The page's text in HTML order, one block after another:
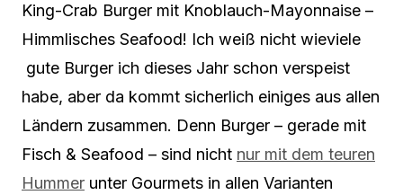
King-Crab Burger mit Knoblauch-Mayonnaise –
Himmlisches Seafood! Ich weiß nicht wieviele
gute Burger ich dieses Jahr schon verspeist
habe, aber da kommt sicherlich einiges aus allen
Ländern zusammen. Denn Burger – gerade mit
Fisch & Seafood – sind nicht nur mit dem teuren
Hummer unter Gourmets in allen Varianten